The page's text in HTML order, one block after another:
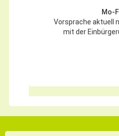
Mo-
Vorsprache aktuell
mit der